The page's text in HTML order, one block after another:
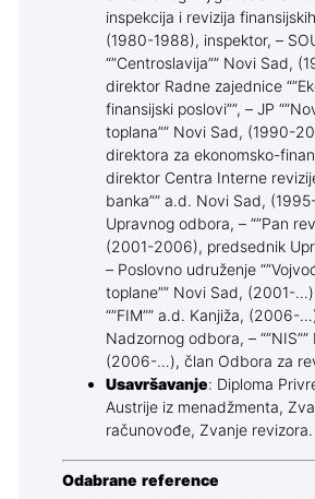
inspekcija i revizija
(1980-1988), inspektor, –
“”Centroslavija”” Novi Sad,
direktor Radne zajednice
finansijski poslovi””, – JP
toplana”” Novi Sad, (1990-
direktora za ekonomsko-
direktor Centra Interne
banka”” a.d. Novi Sad,
Upravnog odbora, – “”Pan
(2001-2006), predsednik
– Poslovno udruženje
toplane”” Novi Sad, (2001-
“”FIM”” a.d. Kanjiža, (2006-
Nadzornog odbora, –
(2006-…), član Odbora za
Usavršavanje: Diploma
Austrije iz menadžmenta,
računovođe, Zvanje revizora.
Odabrane reference